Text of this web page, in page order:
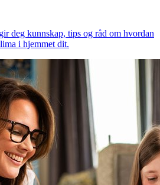
deg kunnskap, tips og råd om hvordan
i hjemmet dit.